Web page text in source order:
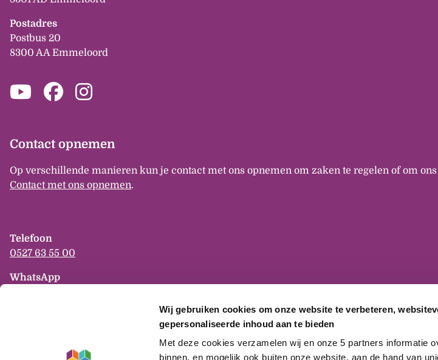
Wij gebruiken cookies om onze website te verbeteren,
gepersonaliseerde inhoud aan te bieden
Met deze cookies verzamelen wij en onze 5 partners informatie
binnen, en mogelijk ook buiten onze website, aan de hand van
Postadres
Postbus 20
8300 AA Emmeloord
Contact opnemen
Op verschillende manieren kun je contact met ons opnemen om zaken te regelen of om
Contact met ons opnemen.
Telefoon
0527 63 55 00
WhatsApp